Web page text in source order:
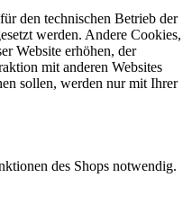
den technischen Betrieb der
werden. Andere Cookies,
Website erhöhen, der
mit anderen Websites
sollen, werden nur mit Ihrer
des Shops notwendig.